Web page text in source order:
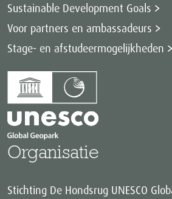
Sustainable Development Goals
Voor partners en ambassadeurs
Stage- en afstudeermogelijkheden
Organisatie
Stichting De Hondsrug UNESCO